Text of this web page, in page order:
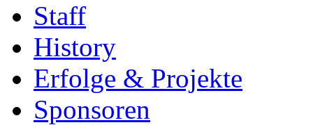
Staff
History
Erfolge & Projekte
Sponsoren